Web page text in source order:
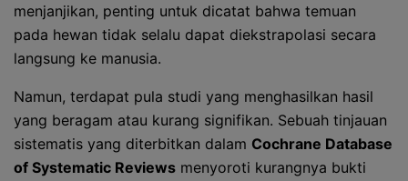
menjanjikan, penting untuk dicatat bahwa temuan
pada hewan tidak selalu dapat diekstrapolasi secara
langsung ke manusia.
Namun, terdapat pula studi yang menghasilkan hasil
yang beragam atau kurang signifikan. Sebuah tinjauan
sistematis yang diterbitkan dalam Cochrane Database
of Systematic Reviews menyoroti kurangnya bukti